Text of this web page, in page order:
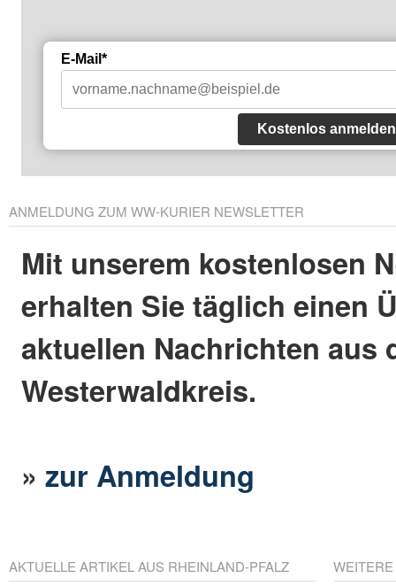
E-Mail*
Kostenlos anmelden
ANMELDUNG ZUM WW-KURIER NEWSLETTER
Mit unserem kostenlosen
erhalten Sie täglich einen
aktuellen Nachrichten aus
Westerwaldkreis.
»zur Anmeldung
AKTUELLE ARTIKEL AUS RHEINLAND-PFALZ